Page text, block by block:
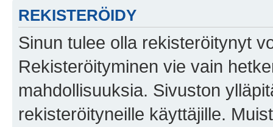
REKISTERÖIDY
Sinun tulee olla rekisteröitynyt
Rekisteröityminen vie vain
mahdollisuuksia. Sivuston
rekisteröityneille käyttäjille.